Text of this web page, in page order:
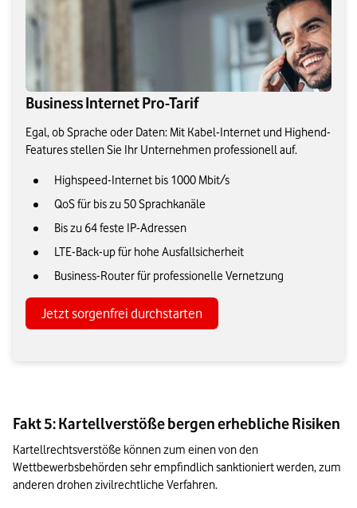
Business Internet Pro-Tarif
Egal, ob Sprache oder Daten: Mit Kabel-Internet und Highend-
Features stellen Sie Ihr Unternehmen professionell auf.
Highspeed-Internet bis 1000 Mbit/s
QoS für bis zu 50 Sprachkanäle
Bis zu 64 feste IP-Adressen
LTE-Back-up für hohe Ausfallsicherheit
Business-Router für professionelle Vernetzung
Jetzt sorgenfrei durchstarten
Fakt 5: Kartellverstöße bergen erhebliche Risiken
Kartellrechtsverstöße können zum einen von den
Wettbewerbsbehörden sehr empfindlich sanktioniert werden, zum
anderen drohen zivilrechtliche Verfahren.